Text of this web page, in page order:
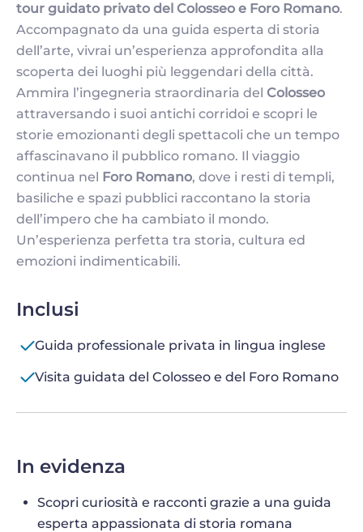
tour guidato privato del Colosseo e Foro Romano.
Accompagnato da una guida esperta di storia
dell’arte, vivrai un’esperienza approfondita alla
scoperta dei luoghi più leggendari della città.
Ammira l’ingegneria straordinaria del Colosseo
attraversando i suoi antichi corridoi e scopri le
storie emozionanti degli spettacoli che un tempo
affascinavano il pubblico romano. Il viaggio
continua nel Foro Romano, dove i resti di templi,
basiliche e spazi pubblici raccontano la storia
dell’impero che ha cambiato il mondo.
Un’esperienza perfetta tra storia, cultura ed
emozioni indimenticabili.
Inclusi
Guida professionale privata in lingua inglese
Visita guidata del Colosseo e del Foro Romano
In evidenza
Scopri curiosità e racconti grazie a una guida
esperta appassionata di storia romana